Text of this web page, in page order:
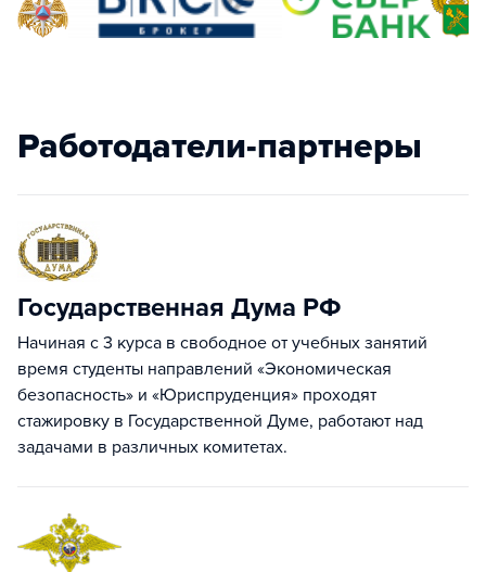
Работодатели-партнеры
Государственная Дума РФ
Начиная с 3 курса в свободное от учебных занятий
время студенты направлений «Экономическая
безопасность» и «Юриспруденция» проходят
стажировку в Государственной Думе, работают над
задачами в различных комитетах.